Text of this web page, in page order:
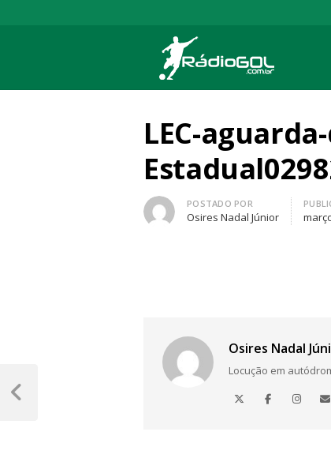
Rádio Gol
Há mais de 20 anos com as melhores
LEC-
Autor
POSTADO POR
Osires Nadal Júnior
Osires Nadal
Locução em
Navegação
de
Post